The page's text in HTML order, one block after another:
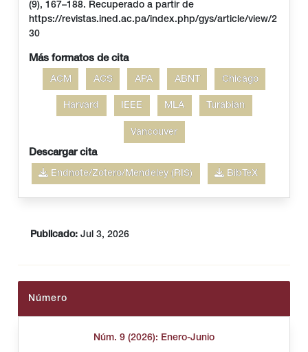
(9), 167–188. Recuperado a partir de
https://revistas.ined.ac.pa/index.php/gys/article/view/2
30
Más formatos de cita
ACM ACS APA ABNT Chicago
Harvard IEEE MLA Turabian
Vancouver
Descargar cita
Endnote/Zotero/Mendeley (RIS) BibTeX
Publicado:Jul 3, 2026
Número
Núm. 9 (2026): Enero-Junio